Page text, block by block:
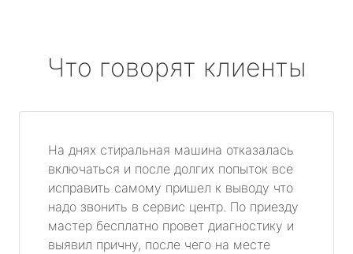
Что говорят клиенты
На днях стиральная машина отказалась
включаться и после долгих попыток все
исправить самому пришел к выводу что
надо звонить в сервис центр. По приезду
мастер бесплатно провет диагностику и
выявил причну, после чего на месте